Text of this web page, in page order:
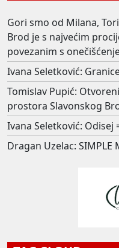
Gori smo od Milana,
Brod je s najvećim
povezanim s
Ivana Seletković:
Tomislav Pupić:
prostora Slavonskog
Ivana Seletković:
Dragan Uzelac: SIMPLE